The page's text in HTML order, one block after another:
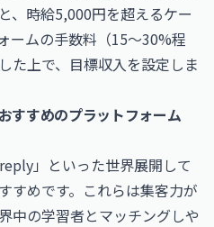
、時給5,000円を超えるケー
ームの手数料（15〜30%程
た上で、目標収入を設定しま
すすめのプラットフォーム
」といった世界展開して
すめです。これらは集客力が
中の学習者とマッチングしや